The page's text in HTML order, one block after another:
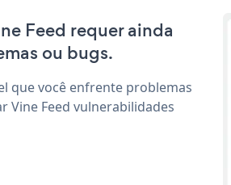
Feed requer ainda
ou bugs.
que você enfrente problemas
Vine Feed vulnerabilidades